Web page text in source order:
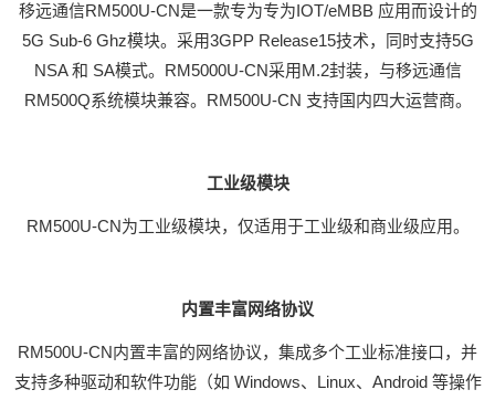
移远通信RM500U-CN是一款专为专为IOT/eMBB 应用而设计的
5G Sub-6 Ghz模块。采用3GPP Release15技术，同时支持5G
NSA 和 SA模式。RM5000U-CN采用M.2封装，与移远通信
RM500Q系统模块兼容。RM500U-CN 支持国内四大运营商。
工业级模块
RM500U-CN为工业级模块，仅适用于工业级和商业级应用。
内置丰富网络协议
RM500U-CN内置丰富的网络协议，集成多个工业标准接口，并
支持多种驱动和软件功能（如 Windows、Linux、Android 等操作